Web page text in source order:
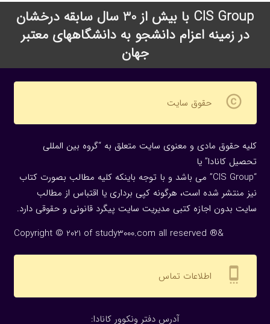
CIS Group با بیش از 30 سال سابقه درخشان
در زمینه اعزام دانشجو به دانشگاههای معتبر
جهان
copyright حقوق سایت
کلیه حقوق مادی و معنوی سایت متعلق به “گروه بین المللی
تحصیل کانادا” یا
“CIS Group” می باشد و با توجه باینکه کلیه مطالب بصورت کتاب
نیز منتشر شده است، هرگونه كپی برداری یا اقتباس از مطالب
سایت بدون اجازه كتبی مدیریت سایت پیگرد قانونی و حقوقی دارد.
Copyright © 2021 of study3000.com all reserved ®&
settings_cell اطلاعات تماس
:آدرس دفتر ونکوور کانادا